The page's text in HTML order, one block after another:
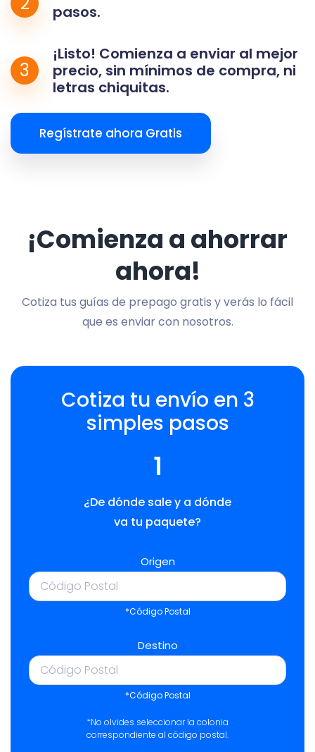
pasos.
3
¡Listo! Comienza a enviar al mejor
precio, sin mínimos de compra, ni
letras chiquitas.
Regístrate ahora Gratis
¡Comienza a ahorrar
ahora!
Cotiza tus guías de prepago gratis y verás lo fácil
que es enviar con nosotros.
Cotiza tu envío en 3
simples pasos
1
¿De dónde sale y a dónde
va tu paquete?
Origen
*Código Postal
Destino
*Código Postal
*No olvides seleccionar la colonia
correspondiente al código postal.